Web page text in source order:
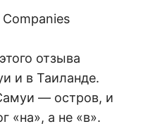
отзыва
и в Таиланде.
— остров, и
«на», а не «в».